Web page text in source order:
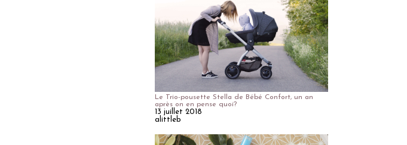
Le Trio-pousette Stella de Bébé Confort, un an
après on en pense quoi?
13 juillet 2018
alittleb